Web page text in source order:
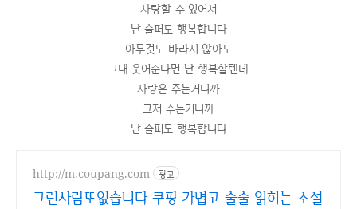
사랑할 수 있어서
난 슬퍼도 행복합니다
아무것도 바라지 않아도
그대 웃어준다면 난 행복할텐데
사랑은 주는거니까
그저 주는거니까
난 슬퍼도 행복합니다
http://m.coupang.com 광고
그런사람또없습니다 쿠팡 가볍고 술술 읽히는 소설